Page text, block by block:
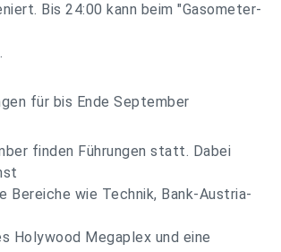
Bis 24:00 kann beim "Gasometer-
für bis Ende September
finden Führungen statt. Dabei
Bereiche wie Technik, Bank-Austria-
Holywood Megaplex und eine